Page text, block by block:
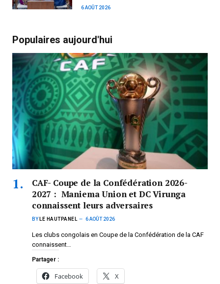
6 AOÛT 2026
Populaires aujourd'hui
CAF- Coupe de la Confédération 2026-
2027 : Maniema Union et DC Virunga
connaissent leurs adversaires
BY LE HAUTPANEL 6 AOÛT 2026
Les clubs congolais en Coupe de la Confédération de la CAF
connaissent…
Partager :
Facebook X